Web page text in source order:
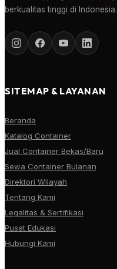
berkualitas tinggi di Indonesia.
SITEMAP & LAYANAN
Beranda
Katalog Container
Jual Container Bekas/Baru
Sewa Container Bulanan
Direktori Wilayah
Tentang Kami
Legalitas & Sertifikasi
Pusat Edukasi
Hubungi Kami